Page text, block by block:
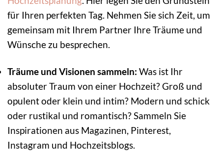
für Ihren perfekten Tag. Nehmen Sie sich Zeit, um
gemeinsam mit Ihrem Partner Ihre Träume und
Wünsche zu besprechen.
Träume und Visionen sammeln: Was ist Ihr
absoluter Traum von einer Hochzeit? Groß und
opulent oder klein und intim? Modern und schick
oder rustikal und romantisch? Sammeln Sie
Inspirationen aus Magazinen, Pinterest,
Instagram und Hochzeitsblogs.